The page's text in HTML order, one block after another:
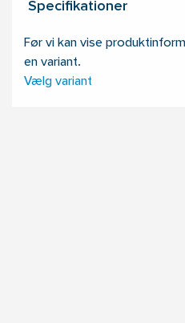
Specifikationer
Før vi kan vise
en variant.
Vælg variant